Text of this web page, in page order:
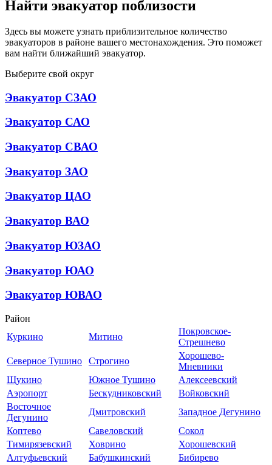
Найти эвакуатор поблизости
Здесь вы можете узнать приблизительное количество
эвакуаторов в районе вашего местонахождения. Это поможет
вам найти ближайший эвакуатор.
Выберите свой округ
Эвакуатор СЗАО
Эвакуатор САО
Эвакуатор СВАО
Эвакуатор ЗАО
Эвакуатор ЦАО
Эвакуатор ВАО
Эвакуатор ЮЗАО
Эвакуатор ЮАО
Эвакуатор ЮВАО
Район
Куркино
Митино
Покровское-
Стрешнево
Северное Тушино
Строгино
Хорошево-
Мневники
Щукино
Южное Тушино
Алексеевский
Аэропорт
Бескудниковский
Войковский
Восточное
Дегунино
Дмитровский
Западное Дегунино
Коптево
Савеловский
Сокол
Тимирязевский
Ховрино
Хорошевский
Алтуфьевский
Бабушкинский
Бибирево